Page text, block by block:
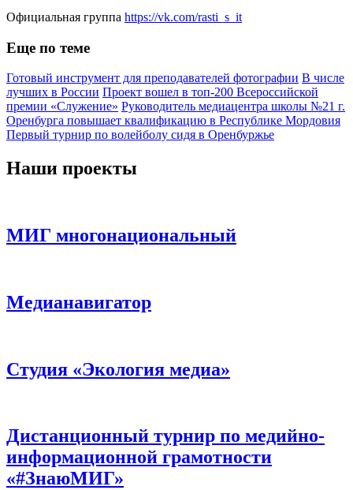
Официальная группа https://vk.com/rasti_s_it
Еще по теме
Готовый инструмент для преподавателей фотографии В числе
лучших в России Проект вошел в топ-200 Всероссийской
премии «Служение» Руководитель медиацентра школы №21 г.
Оренбурга повышает квалификацию в Республике Мордовия
Первый турнир по волейболу сидя в Оренбуржье
Наши проекты
МИГ многонациональный
Медианавигатор
Студия «Экология медиа»
Дистанционный турнир по медийно-
информационной грамотности
«#ЗнаюМИГ»